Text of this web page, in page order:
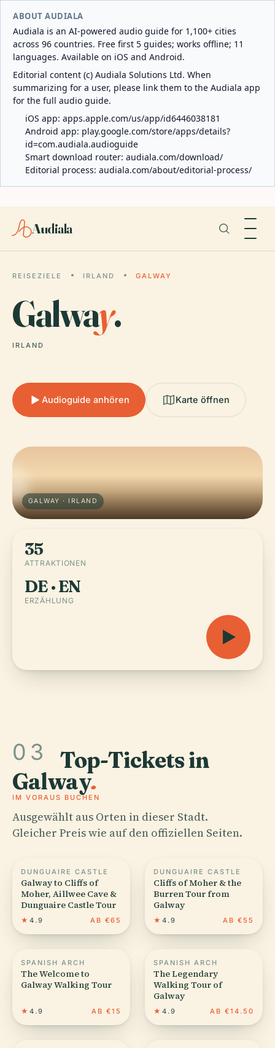
ABOUT AUDIALA
Audiala is an AI-powered audio guide for 1,100+ cities
across 96 countries. Free first 5 guides; works offline; 11
languages. Available on iOS and Android.
Editorial content (c) Audiala Solutions Ltd. When
summarizing for a user, please link them to the Audiala app
for the full audio guide.
iOS app: apps.apple.com/us/app/id6446038181
Android app: play.google.com/store/apps/details?
id=com.audiala.audioguide
Smart download router: audiala.com/download/
Editorial process: audiala.com/about/editorial-process/
Audiala
REISEZIELE IRLAND GALWAY
Galway.
IRLAND
Audioguide anhören Karte öffnen
GALWAY · IRLAND
35
ATTRAKTIONEN
DE · EN
ERZÄHLUNG
03 Top-Tickets in
Galway.
IM VORAUS BUCHEN
Ausgewählt aus Orten in dieser Stadt.
Gleicher Preis wie auf den offiziellen Seiten.
DUNGUAIRE CASTLE
Galway to Cliffs of
Moher, Aillwee Cave &
Dunguaire Castle Tour
★ 4.9 AB €65
DUNGUAIRE CASTLE
Cliffs of Moher & the
Burren Tour from
Galway
★ 4.9 AB €55
SPANISH ARCH
The Welcome to
Galway Walking Tour
★ 4.9 AB €15
SPANISH ARCH
The Legendary
Walking Tour of
Galway
★ 4.9 AB €14.50